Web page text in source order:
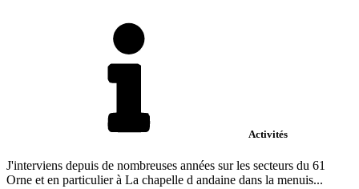
Activités
J'interviens depuis de nombreuses années sur les secteurs du 61
Orne et en particulier à La chapelle d andaine dans la menuis...